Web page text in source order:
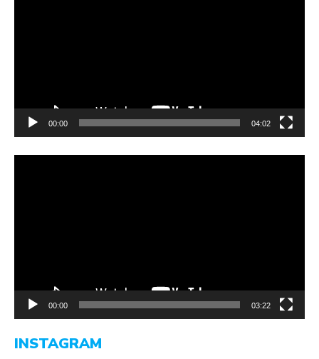
00:00 04:02
00:00 03:22
INSTAGRAM